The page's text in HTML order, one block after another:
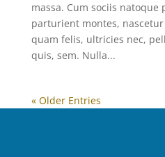
massa. Cum sociis
parturient montes,
quam felis, ultricies nec,
quis, sem. Nulla...
« Older Entries